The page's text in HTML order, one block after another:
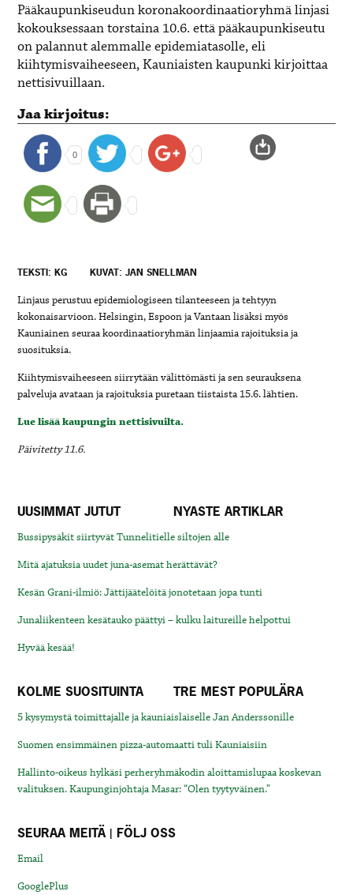
Pääkaupunkiseudun koronakoordinaatioryhmä linjasi
kokouksessaan torstaina 10.6. että pääkaupunkiseutu
on palannut alemmalle epidemiatasolle, eli
kiihtymisvaiheeseen, Kauniaisten kaupunki kirjoittaa
nettisivuillaan.
Jaa kirjoitus:
0
TEKSTI: KG KUVAT: JAN SNELLMAN
Linjaus perustuu epidemiologiseen tilanteeseen ja tehtyyn
kokonaisarvioon.Helsingin, Espoon ja Vantaan lisäksi myös
Kauniainen seuraa koordinaatioryhmän linjaamia rajoituksia ja
suosituksia.
Kiihtymisvaiheeseen siirrytään välittömästi ja sen seurauksena
palveluja avataan ja rajoituksia puretaan tiistaista 15.6. lähtien.
Lue lisää kaupungin nettisivuilta.
Päivitetty 11.6.
UUSIMMAT JUTUT NYASTE ARTIKLAR
Bussipysäkit siirtyvät Tunnelitielle siltojen alle
Mitä ajatuksia uudet juna-asemat herättävät?
Kesän Grani-ilmiö: Jättijäätelöitä jonotetaan jopa tunti
Junaliikenteen kesätauko päättyi – kulku laitureille helpottui
Hyvää kesää!
KOLME SUOSITUINTA TRE MEST POPULÄRA
5 kysymystä toimittajalle ja kauniaislaiselle Jan Anderssonille
Suomen ensimmäinen pizza-automaatti tuli Kauniaisiin
Hallinto-oikeus hylkäsi perheryhmäkodin aloittamislupaa koskevan
valituksen. Kaupunginjohtaja Masar: “Olen tyytyväinen.”
SEURAA MEITÄ | FÖLJ OSS
Email
GooglePlus